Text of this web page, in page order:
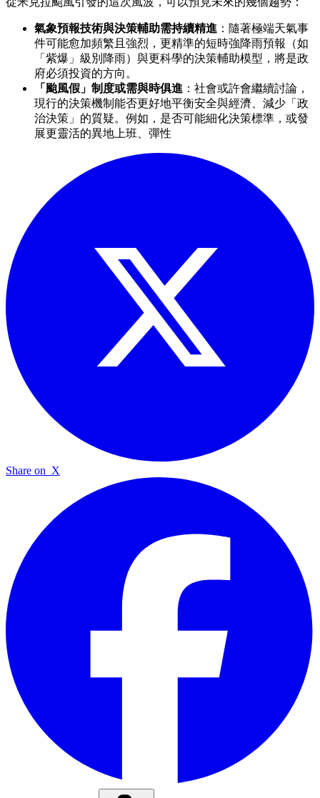
氣象預報技術與決策輔助需持續精進 ：隨著極端天氣事
件可能愈加頻繁且強烈，更精準的短時強降雨預報（如
「紫爆」級別降雨）與更科學的決策輔助模型，將是政
府必須投資的方向。
「颱風假」制度或需與時俱進 ：社會或許會繼續討論，
現行的決策機制能否更好地平衡安全與經濟、減少「政
治決策」的質疑。例如，是否可能細化決策標準，或發
展更靈活的異地上班、彈性
Share on X